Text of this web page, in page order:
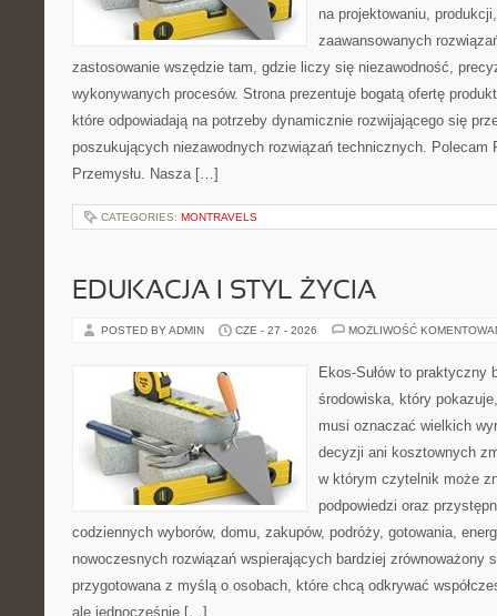
na projektowaniu,
zaawansowanych
zastosowanie wszędzie tam, gdzie liczy się niezawodność,
wykonywanych procesów. Strona prezentuje bogatą ofertę
które odpowiadają na potrzeby dynamicznie rozwijającego się
poszukujących niezawodnych rozwiązań technicznych. Polecam
Przemysłu. Nasza […]
CATEGORIES: MONTRAVELS
EDUKACJA I STYL ŻYCIA
POSTED BY ADMIN CZE - 27 - 2026 MOŻLIWOŚĆ
Ekos-Sułów to praktyczny
środowiska, który
musi oznaczać wielkich
decyzji ani kosztownych
w którym czytelnik może
podpowiedzi oraz
codziennych wyborów, domu, zakupów, podróży, gotowania,
nowoczesnych rozwiązań wspierających bardziej zrównoważony
przygotowana z myślą o osobach, które chcą odkrywać
ale jednocześnie […]